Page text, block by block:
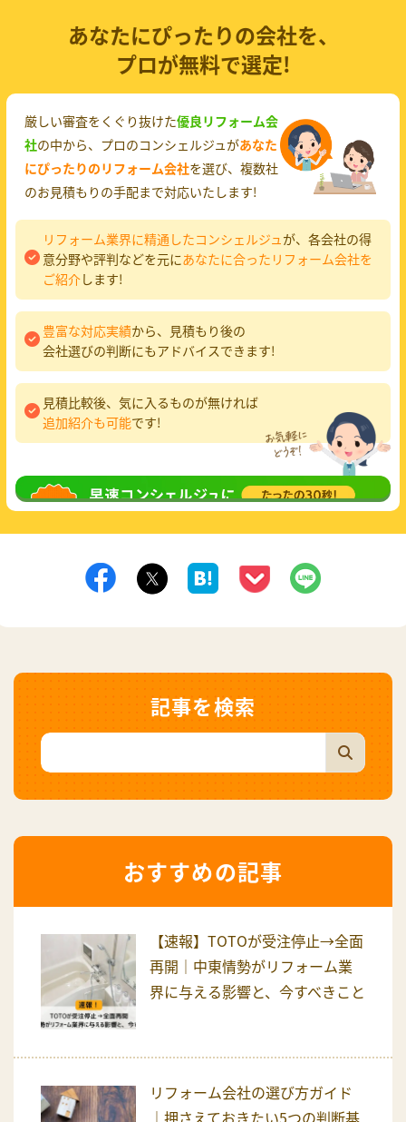
あなたにぴったりの会社を、
プロが無料で選定!
厳しい審査をくぐり抜けた優良リフォーム会
社の中から、プロのコンシェルジュがあなた
にぴったりのリフォーム会社を選び、複数社
のお見積もりの手配まで対応いたします!
リフォーム業界に精通したコンシェルジュ が、各会社の得
意分野や評判などを元にあなたに合ったリフォーム会社を
ご紹介します!
豊富な対応実績から、見積もり後の
会社選びの判断にもアドバイスできます!
見積比較後、気に入るものが無ければ
追加紹介も可能です!
無料相談してみる
記事を検索
おすすめの記事
【速報】TOTOが受注停止→全面
再開｜中東情勢がリフォーム業
界に与える影響と、今すべきこと
リフォーム会社の選び方ガイド
｜押さえておきたい5つの判断基